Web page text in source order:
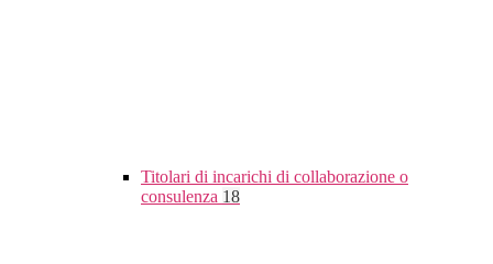
Titolari di incarichi di collaborazione o
consulenza 18